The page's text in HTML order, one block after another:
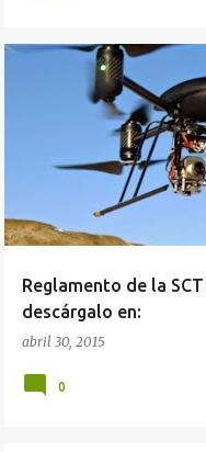
Reglamento de la
descárgalo en:
abril 30, 2015
0